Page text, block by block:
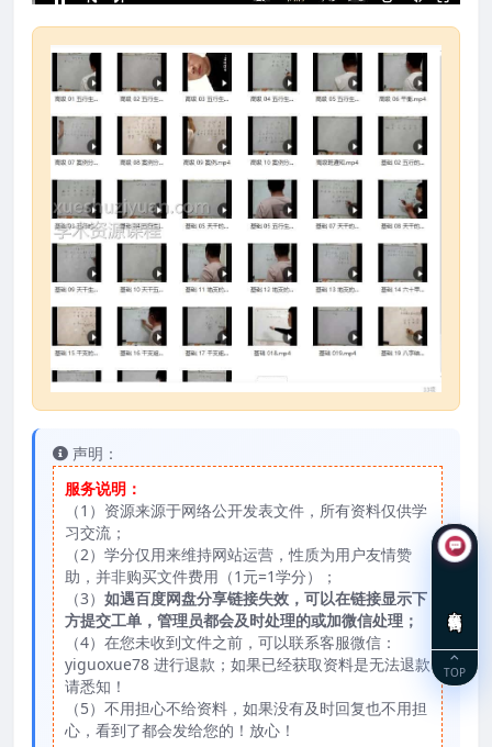
声明：
服务说明：
（1）资源来源于网络公开发表文件，所有资料仅供学
习交流；
（2）学分仅用来维持网站运营，性质为用户友情赞
助，并非购买文件费用（1元=1学分）；
（3） 如遇百度网盘分享链接失效，可以在链接显示下
方提交工单，管理员都会及时处理的或加微信处理；
（4）在您未收到文件之前，可以联系客服微信：
yiguoxue78 进行退款；如果已经获取资料是无法退款
请悉知！
（5）不用担心不给资料，如果没有及时回复也不用担
心，看到了都会发给您的！放心！
TOP